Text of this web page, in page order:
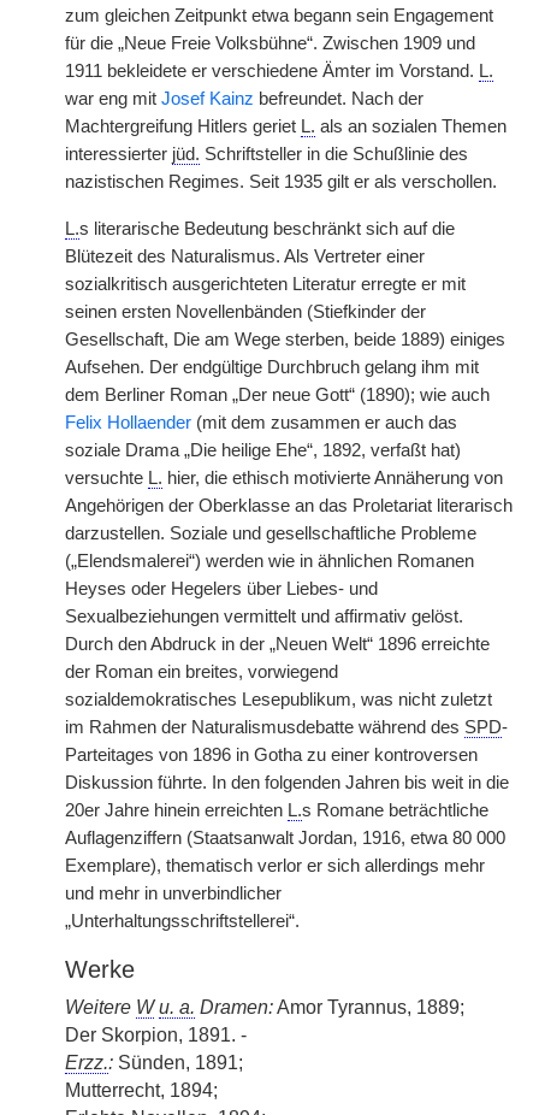
zum gleichen Zeitpunkt etwa begann sein Engagement
für die „Neue Freie Volksbühne“. Zwischen 1909 und
1911 bekleidete er verschiedene Ämter im Vorstand. L.
war eng mit Josef Kainz befreundet. Nach der
Machtergreifung Hitlers geriet L. als an sozialen Themen
interessierter jüd. Schriftsteller in die Schußlinie des
nazistischen Regimes. Seit 1935 gilt er als verschollen.
L.s literarische Bedeutung beschränkt sich auf die
Blütezeit des Naturalismus. Als Vertreter einer
sozialkritisch ausgerichteten Literatur erregte er mit
seinen ersten Novellenbänden (Stiefkinder der
Gesellschaft, Die am Wege sterben, beide 1889) einiges
Aufsehen. Der endgültige Durchbruch gelang ihm mit
dem Berliner Roman „Der neue Gott“ (1890); wie auch
Felix Hollaender (mit dem zusammen er auch das
soziale Drama „Die heilige Ehe“, 1892, verfaßt hat)
versuchte L. hier, die ethisch motivierte Annäherung von
Angehörigen der Oberklasse an das Proletariat literarisch
darzustellen. Soziale und gesellschaftliche Probleme
(„Elendsmalerei“) werden wie in ähnlichen Romanen
Heyses oder Hegelers über Liebes- und
Sexualbeziehungen vermittelt und affirmativ gelöst.
Durch den Abdruck in der „Neuen Welt“ 1896 erreichte
der Roman ein breites, vorwiegend
sozialdemokratisches Lesepublikum, was nicht zuletzt
im Rahmen der Naturalismusdebatte während des SPD-
Parteitages von 1896 in Gotha zu einer kontroversen
Diskussion führte. In den folgenden Jahren bis weit in die
20er Jahre hinein erreichten L.s Romane beträchtliche
Auflagenziffern (Staatsanwalt Jordan, 1916, etwa 80 000
Exemplare), thematisch verlor er sich allerdings mehr
und mehr in unverbindlicher
„Unterhaltungsschriftstellerei“.
Werke
Weitere W u. a. Dramen:Amor Tyrannus, 1889;
Der Skorpion, 1891. -
Erzz.: Sünden, 1891;
Mutterrecht, 1894;